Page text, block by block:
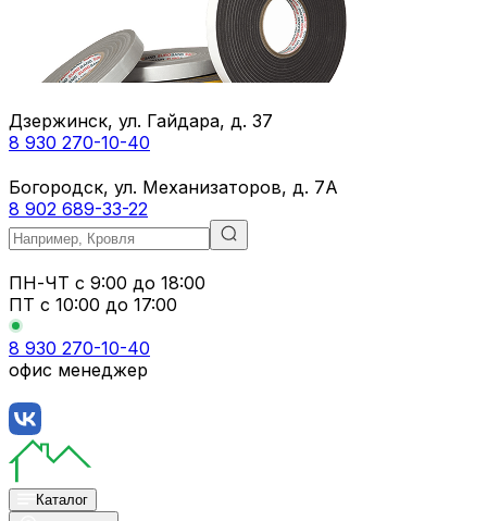
Дзержинск, ул. Гайдара, д. 37
8 930 270-10-40
Богородск, ул. Механизаторов, д. 7А
8 902 689-33-22
ПН-ЧТ с 9:00 до 18:00
ПТ с 10:00 до 17:00
8 930 270-10-40
офис менеджер
Каталог